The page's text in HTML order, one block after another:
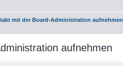
mit der Board-Administration aufnehmen
aufnehmen